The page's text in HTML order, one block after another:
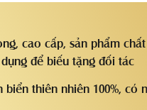
cao cấp, sản phẩm
để biếu tặng đối tác
thiên nhiên 100%, có